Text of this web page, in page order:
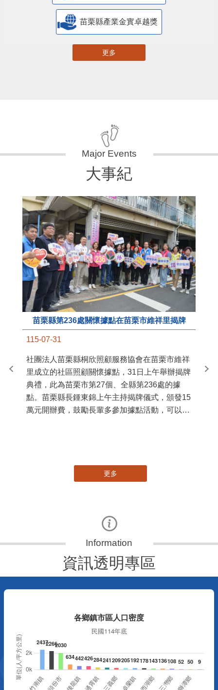
苗栗縣產業金實卓越獎
更多
大事紀
苗栗縣第236處關懷據點在苗栗市維祥里揭牌
115-07-31
社團法人苗栗縣桐欣照顧服務協會在苗栗市維祥
里成立的社區照顧關懷據點，31日上午舉辦揭牌
典禮，此為苗栗市第27個、全縣第236處的據
點。苗栗縣長鍾東錦上午主持揭牌儀式，頒發15
萬元開辦費，鼓勵長輩多參加據點活動，可以更
苗
更多
資訊透明專區